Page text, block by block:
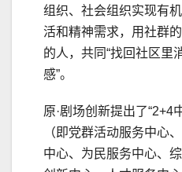
组织、社会组织实现有
活和精神需求，用社群
的人，共同“找回社区里
感”。
原·剧场创新提出了“2+4
（即党群活动服务中心
中心、为民服务中心、